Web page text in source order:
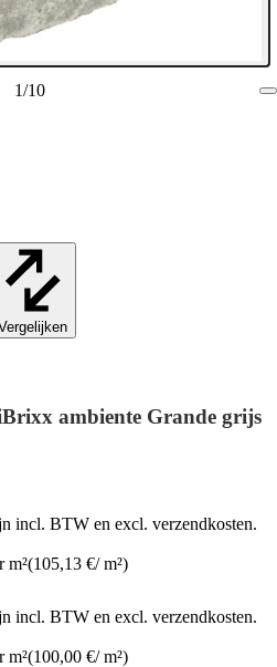
1/10
ambiente Grande grijs
BTW en excl. verzendkosten.
m²(105,13 €/ m²)
BTW en excl. verzendkosten.
m²(100,00 €/ m²)